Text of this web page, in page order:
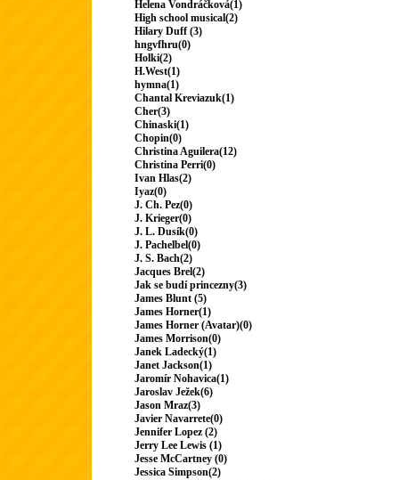
Helena Vondráčková(1)
High school musical(2)
Hilary Duff (3)
hngvfhru(0)
Holki(2)
H.West(1)
hymna(1)
Chantal Kreviazuk(1)
Cher(3)
Chinaski(1)
Chopin(0)
Christina Aguilera(12)
Christina Perri(0)
Ivan Hlas(2)
Iyaz(0)
J. Ch. Pez(0)
J. Krieger(0)
J. L. Dusík(0)
J. Pachelbel(0)
J. S. Bach(2)
Jacques Brel(2)
Jak se budí princezny(3)
James Blunt (5)
James Horner(1)
James Horner (Avatar)(0)
James Morrison(0)
Janek Ladecký(1)
Janet Jackson(1)
Jaromír Nohavica(1)
Jaroslav Ježek(6)
Jason Mraz(3)
Javier Navarrete(0)
Jennifer Lopez (2)
Jerry Lee Lewis (1)
Jesse McCartney (0)
Jessica Simpson(2)